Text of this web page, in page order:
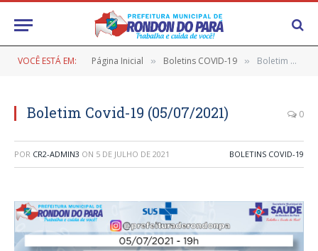
VOCÊ ESTÁ EM: Página Inicial » Boletins COVID-19 » Boletim Covid-19 (05/07/2021)
Boletim Covid-19 (05/07/2021) 0
POR CR2-ADMIN3 ON 5 DE JULHO DE 2021 BOLETINS COVID-19